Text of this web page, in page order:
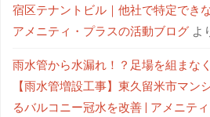
宿区テナントビル｜他社で特定でき
アメニティ・プラスの活動ブログ よ
雨水管から水漏れ！？足場を組まな
【雨水管増設工事】東久留米市マン
るバルコニー冠水を改善 | アメニテ